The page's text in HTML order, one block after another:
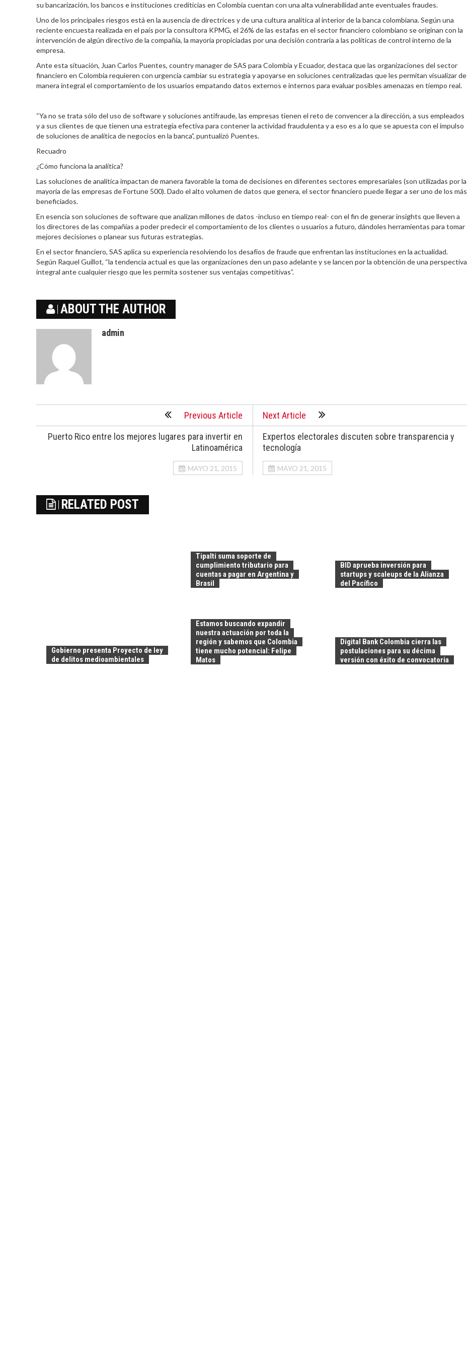
su bancarización, los bancos e instituciones crediticias en Colombia cuentan con una alta vulnerabilidad ante eventuales fraudes.
Uno de los principales riesgos está en la ausencia de directrices y de una cultura analítica al interior de la banca colombiana. Según una
reciente encuesta realizada en el país por la consultora KPMG, el 26% de las estafas en el sector financiero colombiano se originan con la
intervención de algún directivo de la compañía, la mayoría propiciadas por una decisión contraria a las políticas de control interno de la
empresa.
Ante esta situación, Juan Carlos Puentes, country manager de SAS para Colombia y Ecuador, destaca que las organizaciones del sector
financiero en Colombia requieren con urgencia cambiar su estrategia y apoyarse en soluciones centralizadas que les permitan visualizar de
manera integral el comportamiento de los usuarios empatando datos externos e internos para evaluar posibles amenazas en tiempo real.
“Ya no se trata sólo del uso de software y soluciones antifraude, las empresas tienen el reto de convencer a la dirección, a sus empleados
y a sus clientes de que tienen una estrategia efectiva para contener la actividad fraudulenta y a eso es a lo que se apuesta con el impulso
de soluciones de analítica de negocios en la banca”, puntualizó Puentes.
Recuadro
¿Cómo funciona la analítica?
Las soluciones de analítica impactan de manera favorable la toma de decisiones en diferentes sectores empresariales (son utilizadas por la
mayoría de las empresas de Fortune 500). Dado el alto volumen de datos que genera, el sector financiero puede llegar a ser uno de los más
beneficiados.
En esencia son soluciones de software que analizan millones de datos -incluso en tiempo real- con el fin de generar insights que lleven a
los directores de las compañías a poder predecir el comportamiento de los clientes o usuarios a futuro, dándoles herramientas para tomar
mejores decisiones o planear sus futuras estrategias.
En el sector financiero, SAS aplica su experiencia resolviendo los desafíos de fraude que enfrentan las instituciones en la actualidad.
Según Raquel Guillot, “la tendencia actual es que las organizaciones den un paso adelante y se lancen por la obtención de una perspectiva
integral ante cualquier riesgo que les permita sostener sus ventajas competitivas”.
ABOUT THE AUTHOR
admin
Previous Article
Puerto Rico entre los mejores lugares para invertir en
Latinoamérica
MAYO 21, 2015
Next Article
Expertos electorales discuten sobre transparencia y
tecnología
MAYO 21, 2015
RELATED POST
Gobierno presenta Proyecto de ley
de delitos medioambientales
Tipalti suma soporte de
cumplimiento tributario para
cuentas a pagar en Argentina y
Brasil
BID aprueba inversión para
startups y scaleups de la Alianza
del Pacífico
Estamos buscando expandir
nuestra actuación por toda la
región y sabemos que Colombia
tiene mucho potencial: Felipe
Matos
Digital Bank Colombia cierra las
postulaciones para su décima
versión con éxito de convocatoria